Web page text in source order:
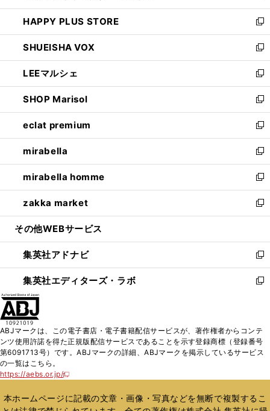
ン
ド
ウ
で
開
く
ウ
ィ
ン
ド
ウ
で
開
く
し
い
ウ
ィ
ン
ド
ウ
で
開
く
HAPPY PLUS STORE
新
し
い
ウ
ィ
ン
ド
ウ
で
開
く
SHUEISHA VOX
新
し
い
ウ
ィ
ン
ド
ウ
で
開
く
LEEマルシェ
新
し
い
ウ
ィ
ン
ド
ウ
で
開
く
SHOP Marisol
新
し
い
ウ
ィ
ン
ド
ウ
で
開
eclat premium
新
し
い
ウ
ィ
ン
ド
ウ
開
く
mirabella
新
し
い
ウ
ィ
ン
ウ
で
開
く
mirabella homme
新
し
い
ウ
ン
ド
ウ
で
zakka market
新
し
ウ
ィ
ン
ド
く
その他WEBサービス
集英社アドナビ
新
し
い
ド
ウ
で
集英社エディターズ・ラボ
新
ィ
ン
ド
開
ABJマークは、この電子書店・電子書籍配信サービスが、著作権者からコンテ
ンツ使用許諾を得た正規版配信サービスであることを示す登録商標（登録番号
第6091713号）です。ABJマークの詳細、ABJマークを掲示しているサービス
の一覧はこちら。
https://aebs.or.jp/
新
い
ウ
本ホームページに記載の文章・画像・写真などを無断で複製するこ